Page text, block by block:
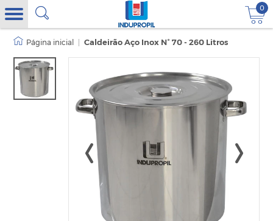
0
Caldeirão Aço Inox N° 70 - 260 Litros